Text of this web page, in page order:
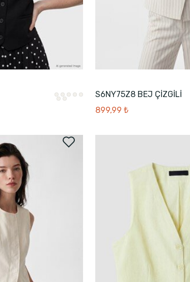
S6NY75Z8 BEJ ÇİZGİLİ
899,99 ₺